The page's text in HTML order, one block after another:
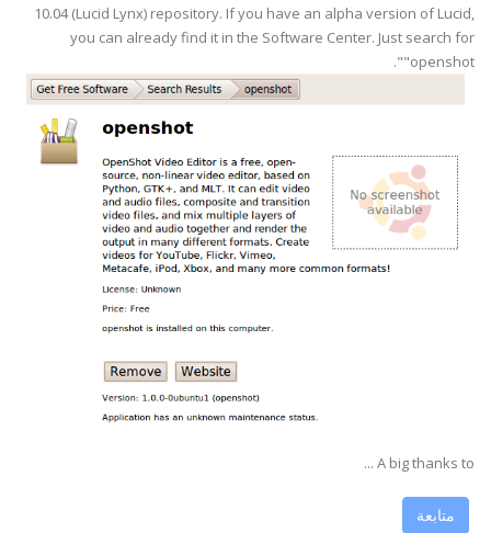
10.04 (Lucid Lynx) repository. If you have an alpha version of Lucid,
you can already find it in the Software Center. Just search for
"openshot".
A big thanks to ...
متابعة